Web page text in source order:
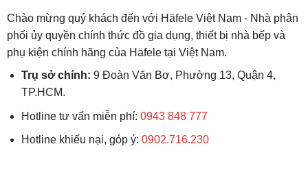
Chào mừng quý khách đến với Häfele Việt Nam - Nhà phân
phối ủy quyền chính thức đồ gia dụng, thiết bị nhà bếp và
phụ kiện chính hãng của Häfele tại Việt Nam.
Trụ sở chính: 9 Đoàn Văn Bơ, Phường 13, Quận 4,
TP.HCM.
Hotline tư vấn miễn phí: 0943 848 777
Hotline khiếu nại, góp ý: 0902.716.230